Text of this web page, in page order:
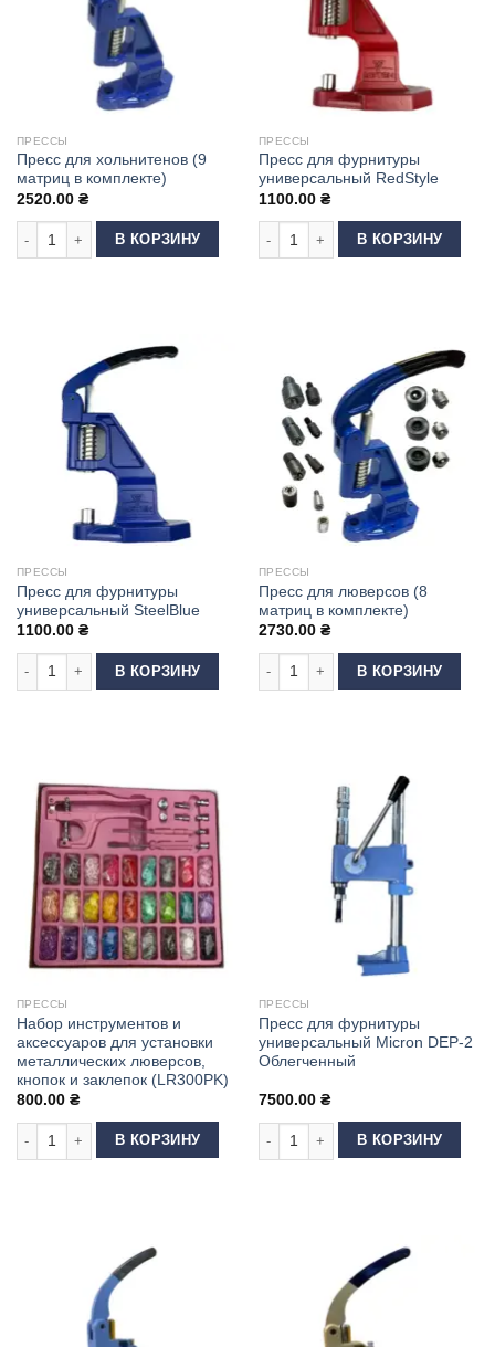
ПРЕССЫ
Пресс для хольнитенов (9
матриц в комплекте)
2520.00 ₴
Количество товара Пресс для хольнитенов (9 матриц в комплекте)
В КОРЗИНУ
ПРЕССЫ
Пресс для фурнитуры
универсальный RedStyle
1100.00 ₴
Количество товара Пресс для
В КОРЗИНУ
ПРЕССЫ
Пресс для фурнитуры
универсальный SteelBlue
1100.00 ₴
Количество товара Пресс для фурнитуры универсальный SteelBlue
В КОРЗИНУ
ПРЕССЫ
Пресс для люверсов (8
матриц в комплекте)
2730.00 ₴
Количество товара Пресс для
В КОРЗИНУ
ПРЕССЫ
Набор инструментов и
аксессуаров для установки
металлических люверсов,
кнопок и заклепок (LR300PK)
800.00 ₴
Количество товара Набор инструментов и аксессуаров для установки
В КОРЗИНУ
ПРЕССЫ
Пресс для фурнитуры
универсальный Micron DEP-2
Облегченный
7500.00 ₴
Количество товара Пресс для
В КОРЗИНУ